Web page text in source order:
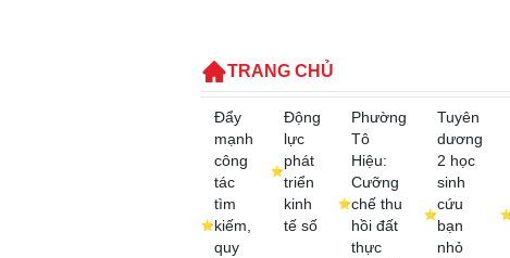
TRANG CHỦ
Đẩy
mạnh
công
tác
tìm
kiếm,
quy
Động
lực
phát
triển
kinh
tế số
Phường
Tô
Hiệu:
Cưỡng
chế thu
hồi đất
thực
Tuyên
dương
2 học
sinh
cứu
bạn
nhỏ